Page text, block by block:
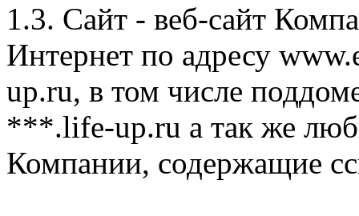
1.3. Сайт - веб-сайт
Интернет по адресу
up.ru, в том числе
***.life-up.ru а так же
Компании, содержащие